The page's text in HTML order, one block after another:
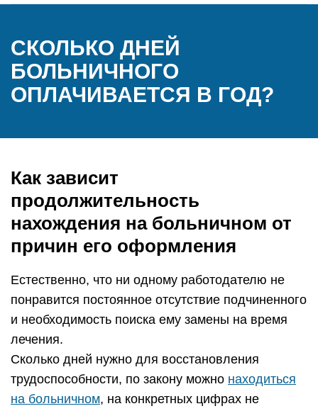
СКОЛЬКО ДНЕЙ
БОЛЬНИЧНОГО
ОПЛАЧИВАЕТСЯ В ГОД?
Как зависит
продолжительность
нахождения на больничном от
причин его оформления
Естественно, что ни одному работодателю не
понравится постоянное отсутствие подчиненного
и необходимость поиска ему замены на время
лечения.
Сколько дней нужно для восстановления
трудоспособности, по закону можно находиться
на больничном, на конкретных цифрах не